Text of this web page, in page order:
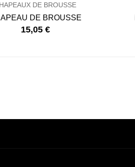
DE BROUSSE
DE BROUSSE
15,05 €